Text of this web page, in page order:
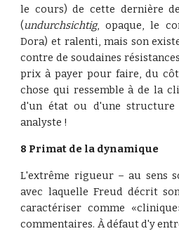
le cours) de cette dernière
(undurchsichtig, opaque, le
Dora) et ralenti, mais son
contre de soudaines
prix à payer pour faire, du
chose qui ressemble à de la
d'un état ou d'une structure
analyste !
8 Primat de la dynamique
L'extrême rigueur – au sens
avec laquelle Freud décrit
caractériser comme
commentaires. À défaut d'y